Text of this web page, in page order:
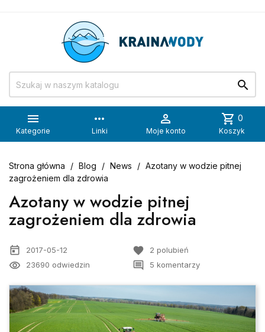


Kategorie
more_horiz
Linki

Moje konto
shopping_cart 0
Koszyk
Strona główna Blog News
Azotany w wodzie pitnej
zagrożeniem dla zdrowia
Azotany w wodzie pitnej
zagrożeniem dla zdrowia
today 2017-05-12 favorite 2 polubień
remove_red_eye 23690 odwiedzin comment 5 komentarzy